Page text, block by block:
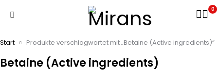
0
Betaine (Active ingredients)
Start Produkte verschlagwortet mit „Betaine (Active ingredients)“